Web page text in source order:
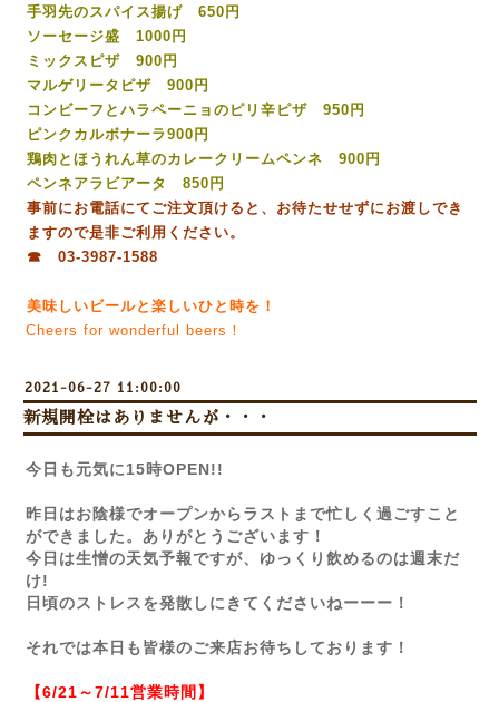
手羽先のスパイス揚げ 650円
ソーセージ盛 1000円
ミックスピザ 900円
マルゲリータピザ 900円
コンビーフとハラペーニョのピリ辛ピザ 950円
ピンクカルボナーラ900円
鶏肉とほうれん草のカレークリームペンネ 900円
ペンネアラビアータ 850円
事前にお電話にてご注文頂けると、お待たせせずにお渡しでき
ますので是非ご利用ください。
☎ 03-3987-1588
美味しいビールと楽しいひと時を！
Cheers for wonderful beers！
2021-06-27 11:00:00
新規開栓はありませんが・・・
今日も元気に15時OPEN!!
昨日はお陰様でオープンからラストまで忙しく過ごすこと
ができました。ありがとうございます！
今日は生憎の天気予報ですが、ゆっくり飲めるのは週末だ
け!
日頃のストレスを発散しにきてくださいねーーー！
それでは本日も皆様のご来店お待ちしております！
【6/21～7/11営業時間】